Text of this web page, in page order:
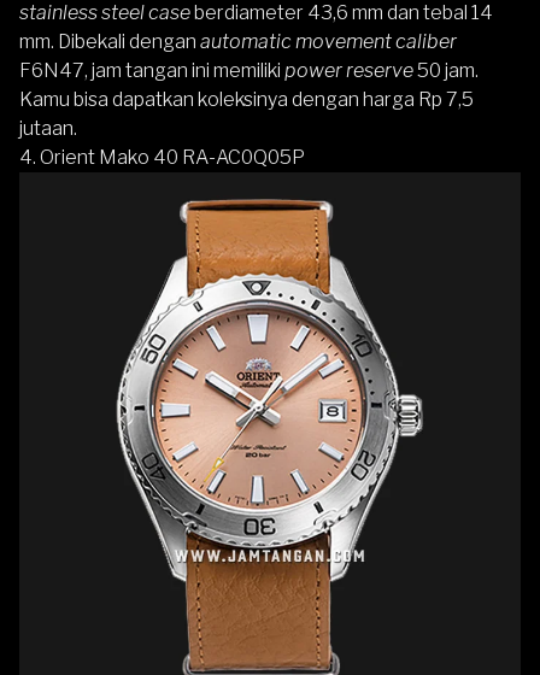
stainless steel caseberdiameter 43,6 mm dan tebal 14
mm. Dibekali dengan automatic movementcaliber
F6N47, jam tangan ini memiliki power reserve50 jam.
Kamu bisa dapatkan koleksinya dengan harga Rp 7,5
jutaan.
4. Orient Mako 40 RA-AC0Q05P